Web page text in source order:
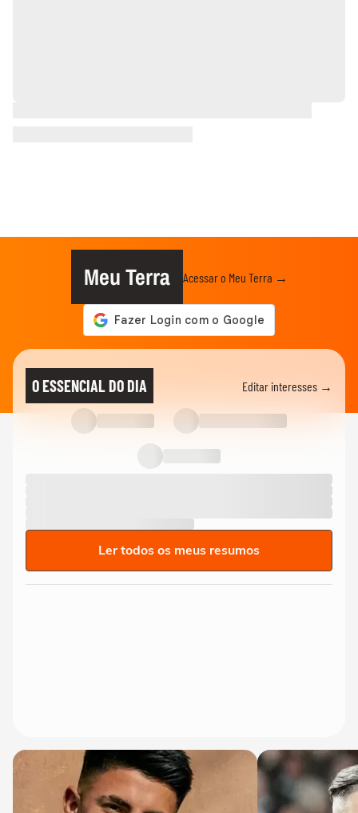
Meu Terra Acessar o Meu Terra →
O ESSENCIAL DO DIA Editar interesses →
Ler todos os meus resumos